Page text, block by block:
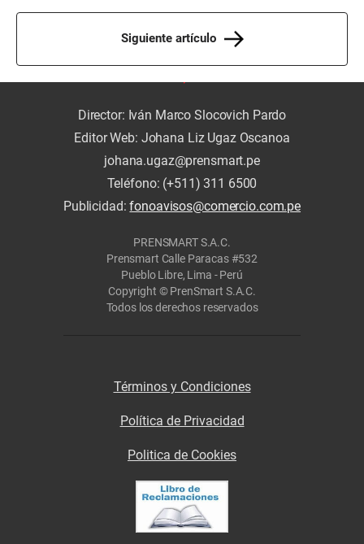
Siguiente artículo
Director: Iván Marco Slocovich Pardo
Editor Web: Johana Liz Ugaz Oscanoa
johana.ugaz@prensmart.pe
Teléfono: (+511) 311 6500
Publicidad:fonoavisos@comercio.com.pe
PRENSMART S.A.C.
Prensmart Calle Paracas #532
Pueblo Libre, Lima - Perú
Copyright © PrenSmart S.A.C.
Todos los derechos reservados
Términos y Condiciones
Política de Privacidad
Politica de Cookies